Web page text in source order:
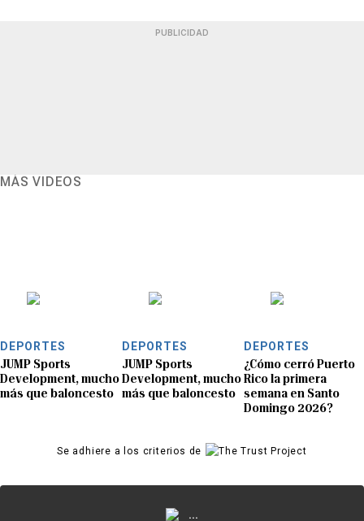
PUBLICIDAD
MÁS VIDEOS
DEPORTES
JUMP Sports
Development, mucho
más que baloncesto
DEPORTES
JUMP Sports
Development, mucho
más que baloncesto
DEPORTES
¿Cómo cerró Puerto
Rico la primera
semana en Santo
Domingo 2026?
Se adhiere a los criterios de
...